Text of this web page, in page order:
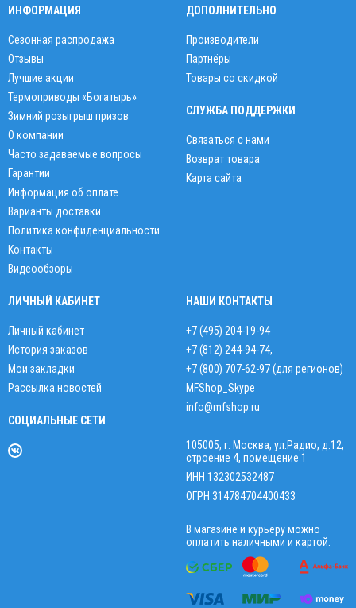
ИНФОРМАЦИЯ
Сезонная распродажа
Отзывы
Лучшие акции
Термоприводы «Богатырь»
Зимний розыгрыш призов
О компании
Часто задаваемые вопросы
Гарантии
Информация об оплате
Варианты доставки
Политика конфиденциальности
Контакты
Видеообзоры
ДОПОЛНИТЕЛЬНО
Производители
Партнёры
Товары со скидкой
СЛУЖБА ПОДДЕРЖКИ
Связаться с нами
Возврат товара
Карта сайта
ЛИЧНЫЙ КАБИНЕТ
Личный кабинет
История заказов
Мои закладки
Рассылка новостей
СОЦИАЛЬНЫЕ СЕТИ
НАШИ КОНТАКТЫ
+7 (495) 204-19-94
+7 (812) 244-94-74,
+7 (800) 707-62-97 (для регионов)
MFShop_Skype
info@mfshop.ru
105005, г. Москва, ул.Радио, д.12,
строение 4, помещение 1
ИНН 132302532487
ОГРН 314784704400433
В магазине и курьеру можно
оплатить наличными и картой.